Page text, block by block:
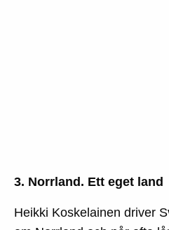
3. Norrland. Ett eget land
Heikki Koskelainen driver